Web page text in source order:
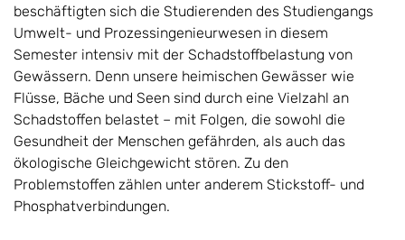
beschäftigten sich die Studierenden des Studiengangs
Umwelt- und Prozessingenieurwesen in diesem
Semester intensiv mit der Schadstoffbelastung von
Gewässern. Denn unsere heimischen Gewässer wie
Flüsse, Bäche und Seen sind durch eine Vielzahl an
Schadstoffen belastet – mit Folgen, die sowohl die
Gesundheit der Menschen gefährden, als auch das
ökologische Gleichgewicht stören. Zu den
Problemstoffen zählen unter anderem Stickstoff- und
Phosphatverbindungen.